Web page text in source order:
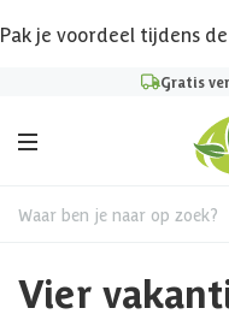
Pak je voordeel tijdens de
Gratis
Waar ben je naar op zoek?
Vier